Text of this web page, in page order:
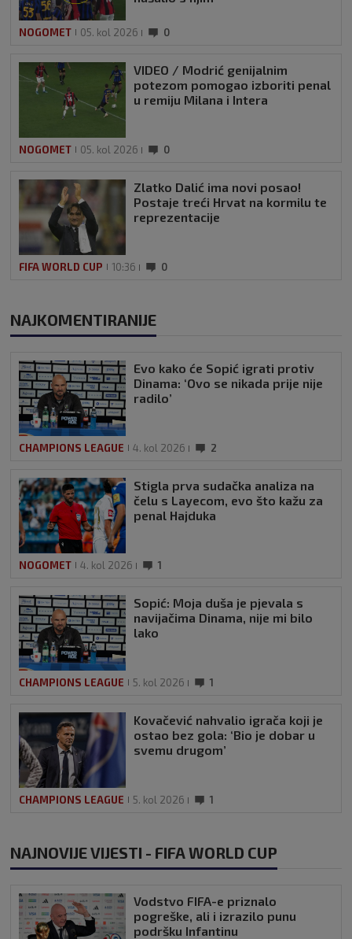
NOGOMET 05. kol 2026 0
VIDEO / Modrić genijalnim
potezom pomogao izboriti penal
u remiju Milana i Intera
NOGOMET 05. kol 2026 0
Zlatko Dalić ima novi posao!
Postaje treći Hrvat na kormilu te
reprezentacije
FIFA WORLD CUP 10:36 0
NAJKOMENTIRANIJE
Evo kako će Sopić igrati protiv
Dinama: ‘Ovo se nikada prije nije
radilo’
CHAMPIONS LEAGUE 4. kol 2026 2
Stigla prva sudačka analiza na
čelu s Layecom, evo što kažu za
penal Hajduka
NOGOMET 4. kol 2026 1
Sopić: Moja duša je pjevala s
navijačima Dinama, nije mi bilo
lako
CHAMPIONS LEAGUE 5. kol 2026 1
Kovačević nahvalio igrača koji je
ostao bez gola: ‘Bio je dobar u
svemu drugom’
CHAMPIONS LEAGUE 5. kol 2026 1
NAJNOVIJE VIJESTI - FIFA WORLD CUP
Vodstvo FIFA-e priznalo
pogreške, ali i izrazilo punu
podršku Infantinu